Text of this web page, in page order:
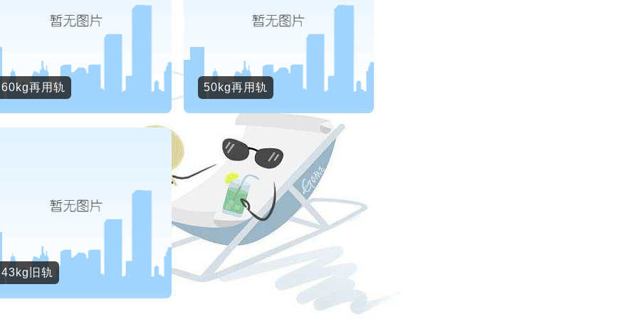
60kg再用轨 50kg再用轨
43kg旧轨